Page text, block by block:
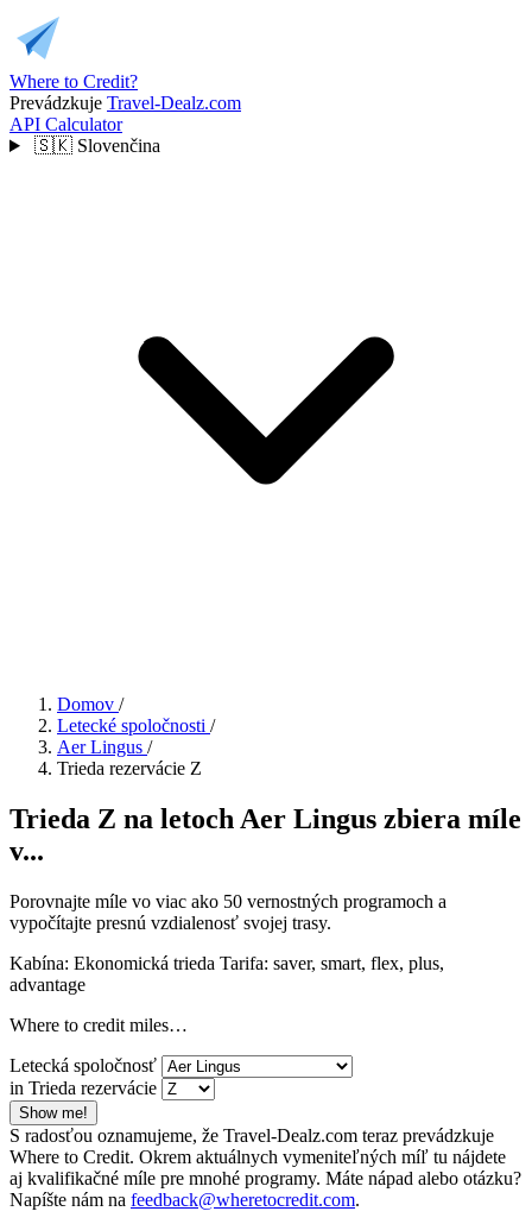
Where to Credit?
Prevádzkuje Travel-Dealz.com
API Calculator
🇸🇰 Slovenčina
Domov /
Letecké spoločnosti /
Aer Lingus /
Trieda rezervácie Z
Trieda Z na letoch Aer Lingus zbiera míle
v...
Porovnajte míle vo viac ako 50 vernostných programoch a
vypočítajte presnú vzdialenosť svojej trasy.
Kabína: Ekonomická trieda Tarifa: saver, smart, flex, plus,
advantage
Where to credit miles…
Letecká spoločnosť
in Trieda rezervácie
Show me!
S radosťou oznamujeme, že Travel-Dealz.com teraz prevádzkuje
Where to Credit. Okrem aktuálnych vymeniteľných míľ tu nájdete
aj kvalifikačné míle pre mnohé programy. Máte nápad alebo otázku?
Napíšte nám na feedback@wheretocredit.com.